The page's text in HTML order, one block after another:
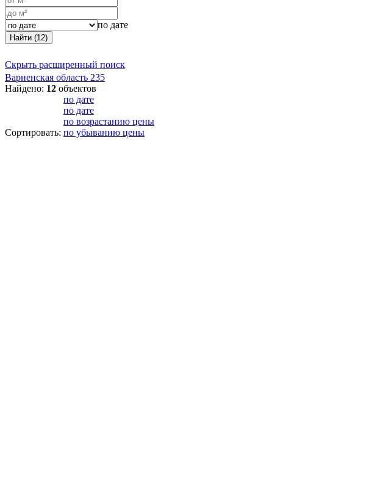
по дате
Найти (12)
Скрыть расширенный поиск
Варненская область 235
Найдено: 12 объектов
Сортировать:
по дате
по дате
по возрастанию цены
по убыванию цены